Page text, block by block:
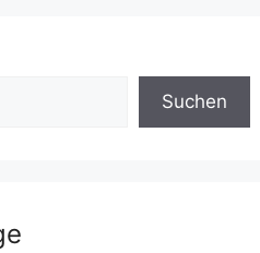
Suchen